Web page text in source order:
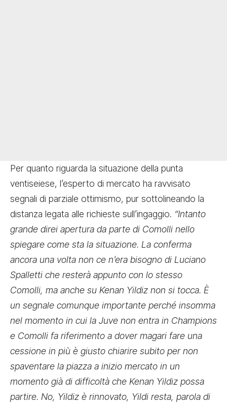
Per quanto riguarda la situazione della punta
ventiseiese, l’esperto di mercato ha ravvisato
segnali di parziale ottimismo, pur sottolineando la
distanza legata alle richieste sull’ingaggio. “Intanto
grande direi apertura da parte di Comolli nello
spiegare come sta la situazione. La conferma
ancora una volta non ce n’era bisogno di Luciano
Spalletti che resterà appunto con lo stesso
Comolli, ma anche su Kenan Yildiz non si tocca. È
un segnale comunque importante perché insomma
nel momento in cui la Juve non entra in Champions
e Comolli fa riferimento a dover magari fare una
cessione in più è giusto chiarire subito per non
spaventare la piazza a inizio mercato in un
momento già di difficoltà che Kenan Yildiz possa
partire. No, Yildiz è rinnovato, Yildi resta, parola di